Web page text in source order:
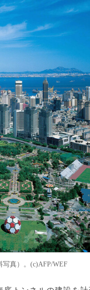
写真）。(c)AFP/WEF